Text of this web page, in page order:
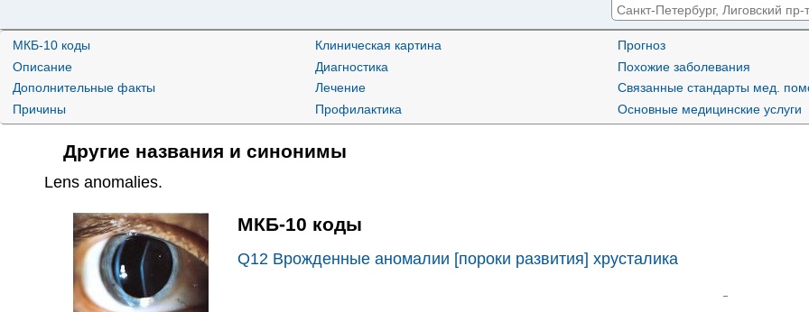
Санкт-Петербург, Лиговский пр-
МЦ Гайде на Херсонской
Санкт-Петербург, ул.
Поликлиника №40 на
Санкт-Петербург, пр-т
А-Медия на проспекте
МКБ-10 коды
Описание
Дополнительные факты
Причины
Клиническая картина
Диагностика
Лечение
Профилактика
Прогноз
Похожие заболевания
Связанные стандарты мед.
Основные медицинские услуги
Другие названия и синонимы
Lens anomalies.
МКБ-10 коды
Q12 Врожденные аномалии [пороки развития] хрусталика